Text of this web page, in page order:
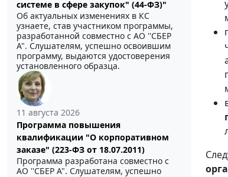
системе в сфере закупок" (44-ФЗ)"
Об актуальных изменениях в КС
узнаете, став участником программы,
разработанной совместно с АО ''СБЕР
А". Слушателям, успешно освоившим
программу, выдаются удостоверения
установленного образца.
11 августа 2026
Программа повышения
квалификации "О корпоративном
заказе" (223-ФЗ от 18.07.2011)
Программа разработана совместно с
АО ''СБЕР А". Слушателям, успешно